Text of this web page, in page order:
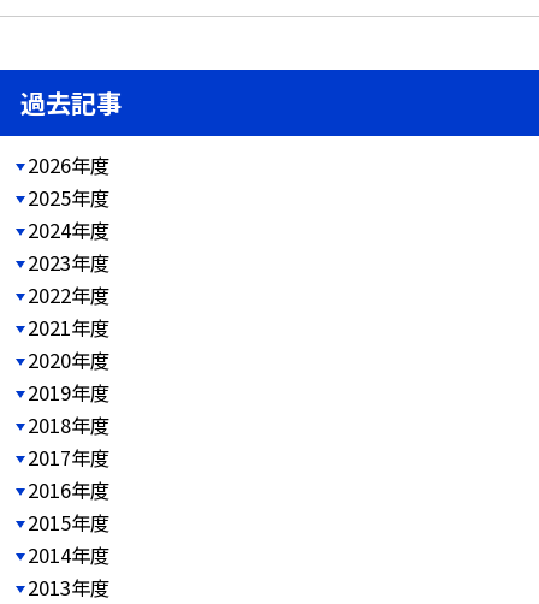
過去記事
2026年度
2025年度
2024年度
2023年度
2022年度
2021年度
2020年度
2019年度
2018年度
2017年度
2016年度
2015年度
2014年度
2013年度